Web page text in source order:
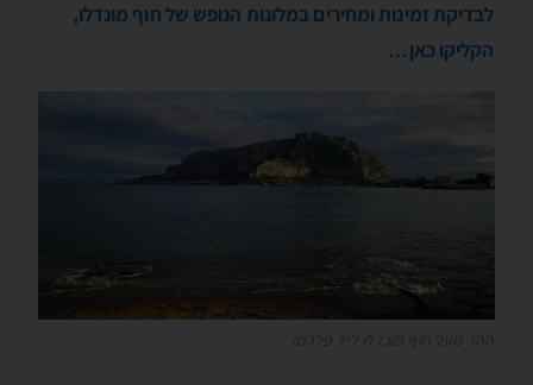
לבדיקת זמינות ומחירים במלונות הנופש של חוף מונדלו,
הקליקו כאן…